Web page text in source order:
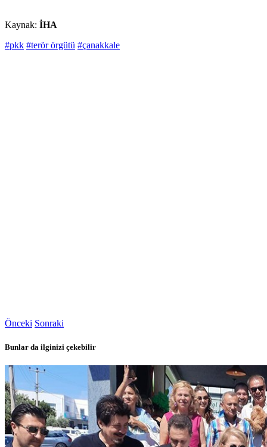
Kaynak: İHA
#pkk #terör örgütü #çanakkale
Önceki Sonraki
Bunlar da ilginizi çekebilir